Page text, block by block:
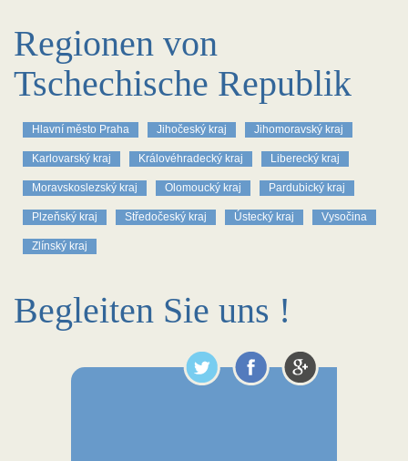
Regionen von
Tschechische Republik
Hlavní město Praha Jihočeský kraj Jihomoravský kraj
Karlovarský kraj Královéhradecký kraj Liberecký kraj
Moravskoslezský kraj Olomoucký kraj Pardubický kraj
Plzeňský kraj Středočeský kraj Ústecký kraj Vysočina
Zlínský kraj
Begleiten Sie uns !